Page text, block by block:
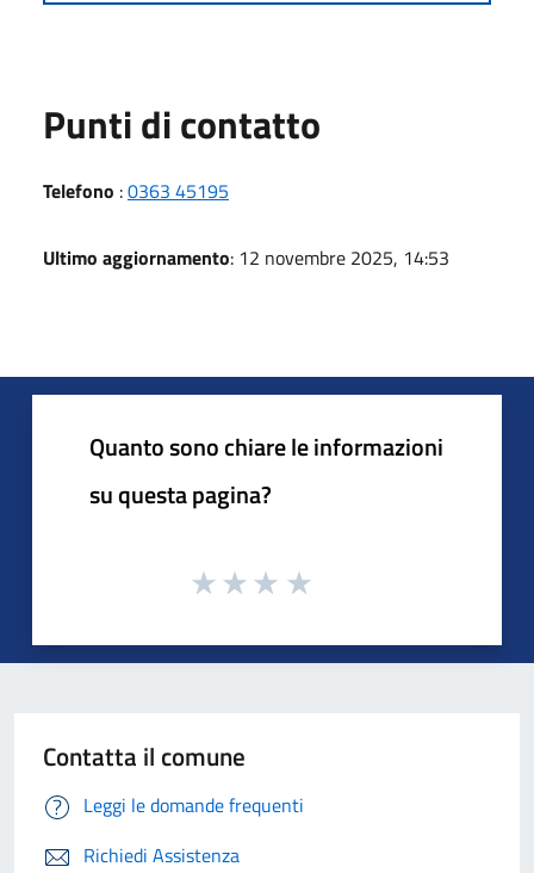
Punti di contatto
Telefono :0363 45195
Ultimo aggiornamento: 12 novembre 2025, 14:53
Quanto sono chiare le informazioni
su questa pagina?
Contatta il comune
Leggi le domande frequenti
Richiedi Assistenza